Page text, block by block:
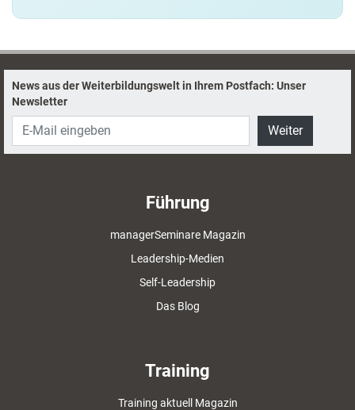
News aus der Weiterbildungswelt in Ihrem Postfach: Unser
Newsletter
Weiter
Führung
managerSeminare Magazin
Leadership-Medien
Self-Leadership
Das Blog
Training
Training aktuell Magazin